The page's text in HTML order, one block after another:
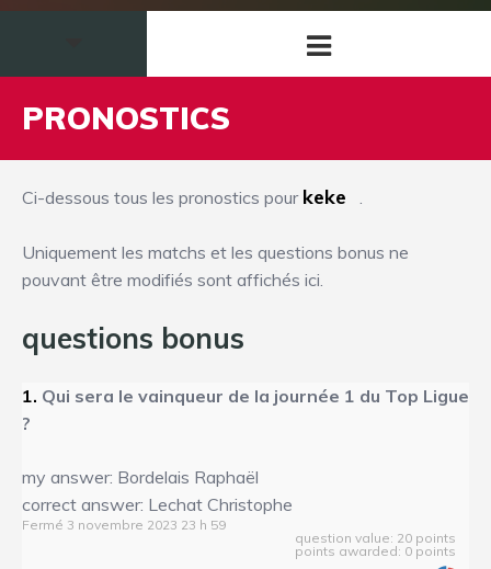
PRONOSTICS
Ci-dessous tous les pronostics pour keke .
Uniquement les matchs et les questions bonus ne
pouvant être modifiés sont affichés ici.
questions bonus
1. Qui sera le vainqueur de la journée 1 du Top Ligue
?
my answer: Bordelais Raphaël
correct answer: Lechat Christophe
Fermé 3 novembre 2023 23 h 59
question value: 20 points
points awarded: 0 points